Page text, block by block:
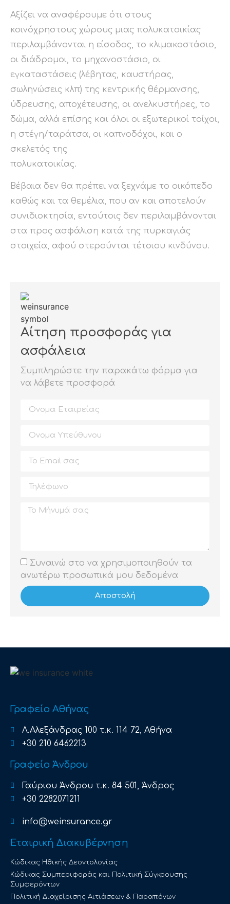
Αίτηση προσφοράς για
ασφάλεια
Συμπληρώστε την παρακάτω φόρμα για
να λάβετε προσφορά
Συναινώ στο να χρησιμοποιηθούν τα
ανωτέρω προσωπικά μου δεδομένα
Αποστολή
Αξίζει να αναφέρουμε ότι στους
κοινόχρηστους χώρους μιας πολυκατοικίας
περιλαμβάνονται η είσοδος, το κλιμακοστάσιο,
οι διάδρομοι, το μηχανοστάσιο, οι
εγκαταστάσεις (λέβητας, καυστήρας,
σωληνώσεις κλπ) της κεντρικής θέρμανσης,
ύδρευσης, αποχέτευσης, οι ανελκυστήρες, το
δώμα, αλλά επίσης και όλοι οι εξωτερικοί τοίχοι,
η στέγη/ταράτσα, οι καπνοδόχοι, και ο
σκελετός της
πολυκατοικίας.
Βέβαια δεν θα πρέπει να ξεχνάμε το οικόπεδο
καθώς και τα θεμέλια, που αν και αποτελούν
συνιδιοκτησία, εντούτοις δεν περιλαμβάνονται
στα προς ασφάλιση κατά της πυρκαγιάς
στοιχεία, αφού στερούνται τέτοιου κινδύνου.
Γραφείο Αθήνας
Λ.Αλεξάνδρας 100 τ.κ. 114 72, Αθήνα
+30 210 6462213
Γραφείο Άνδρου
Γαύριου Άνδρου τ.κ. 84 501, Άνδρος
+30 2282071211
info@weinsurance.gr
Εταιρική Διακυβέρνηση
Κώδικας Ηθικής Δεοντολογίας
Κώδικας Συμπεριφοράς και Πολιτική Σύγκρουσης
Συμφερόντων
Πολιτική Διαχείρισης Αιτιάσεων & Παραπόνων